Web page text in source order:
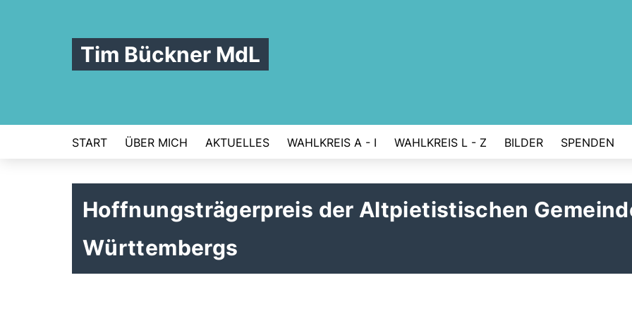
Tim Bückner MdL
START ÜBER MICH AKTUELLES WAHLKREIS A - I WAHLKREIS L - Z BILDER SPENDEN
Hoffnungsträgerpreis der Altpietistischen
Württembergs